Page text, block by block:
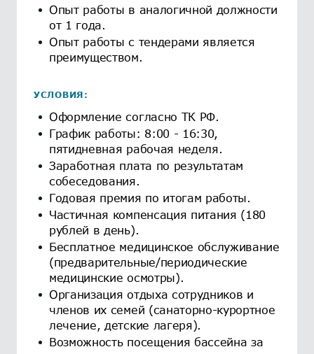
Опыт работы в аналогичной должности
от 1 года.
Опыт работы с тендерами является
преимуществом.
УСЛОВИЯ:
Оформление согласно ТК РФ.
График работы: 8:00 - 16:30,
пятидневная рабочая неделя.
Заработная плата по результатам
собеседования.
Годовая премия по итогам работы.
Частичная компенсация питания (180
рублей в день).
Бесплатное медицинское обслуживание
(предварительные/периодические
медицинские осмотры).
Организация отдыха сотрудников и
членов их семей (санаторно-курортное
лечение, детские лагеря).
Возможность посещения бассейна за